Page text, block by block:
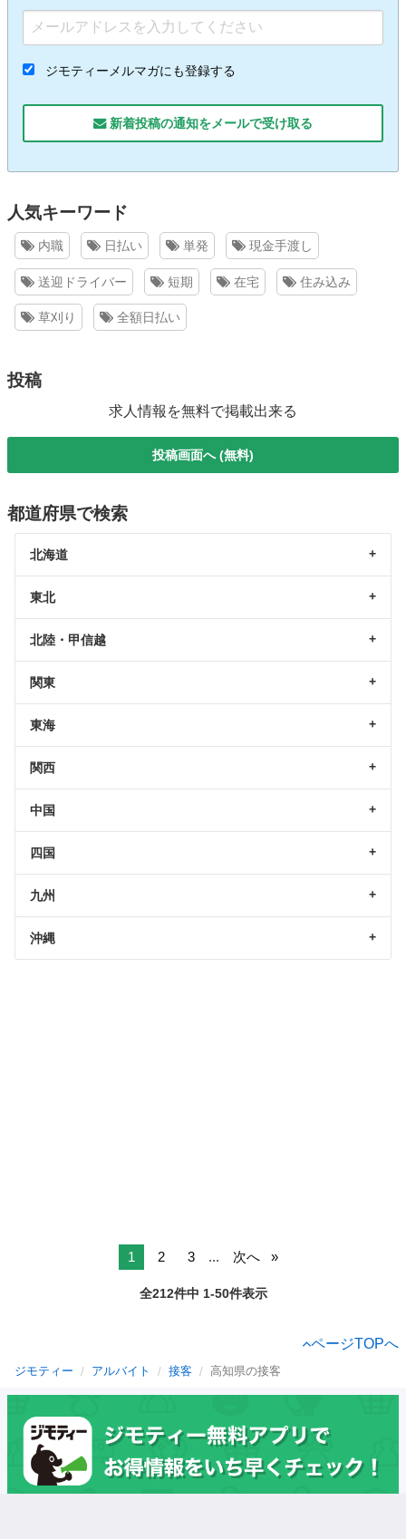
ジモティーメルマガにも登録する
新着投稿の通知をメールで受け取る
人気キーワード
内職 日払い 単発 現金手渡し
送迎ドライバー 短期 在宅 住み込み
草刈り 全額日払い
投稿
求人情報を無料で掲載出来る
投稿画面へ (無料)
都道府県で検索
北海道
東北
北陸・甲信越
関東
東海
関西
中国
四国
九州
沖縄
1 2 3 ... 次へ
全212件中 1-50件表示
ページTOPへ
ジモティー アルバイト 接客 高知県の接客